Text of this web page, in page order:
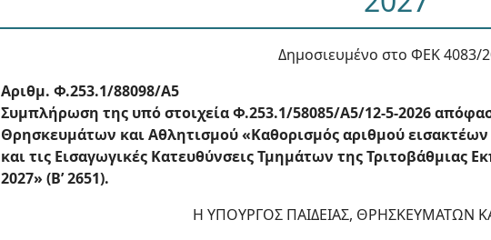
Δημοσιευμένο στο ΦΕΚ 4083/
Αριθμ. Φ.253.1/88098/Α5
Συμπλήρωση της υπό στοιχεία Φ.253.1/58085/Α5/12-5-2026
Θρησκευμάτων και Αθλητισμού «Καθορισμός αριθμού
και τις Εισαγωγικές Κατευθύνσεις Τμημάτων της Τριτοβάθμιας
2027» (Β’ 2651).
Η ΥΠΟΥΡΓΟΣ ΠΑΙΔΕΙΑΣ, ΘΡΗΣΚΕΥΜΑΤΩΝ